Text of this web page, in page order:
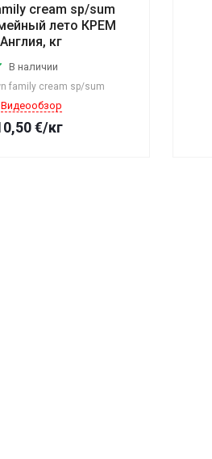
cream sp/sum
лето КРЕМ
Англия, кг
В наличии
family cream sp/sum
Видеообзор
€/кг